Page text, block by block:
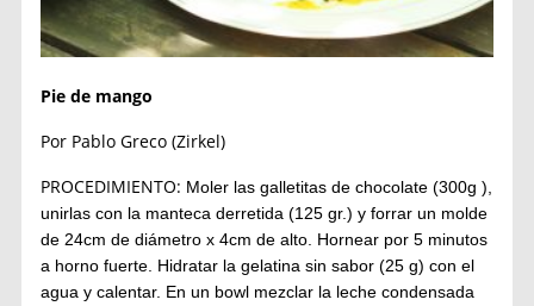
Pie de mango
Por Pablo Greco (Zirkel)
PROCEDIMIENTO: Moler las galletitas de chocolate (300g ),
unirlas con la manteca derretida (125 gr.) y forrar un molde
de 24cm de diámetro x 4cm de alto. Hornear por 5 minutos
a horno fuerte. Hidratar la gelatina sin sabor (25 g) con el
agua y calentar. En un bowl mezclar la leche condensada